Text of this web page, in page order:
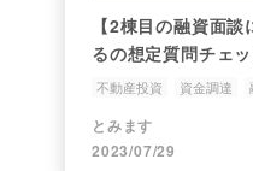
【2棟目の融資面
るの想定質問チェッ
不動産投資 資金調達
とみます
2023/07/29